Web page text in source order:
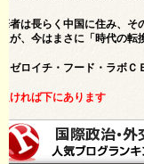
筆者は長らく中国に住み、そ
たが、今はまさに「時代の転
（ゼロイチ・フード・ラボＣ
良ければ下にあります